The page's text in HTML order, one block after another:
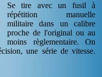
Se tire avec un fusil à
répétition manuelle
militaire dans un calibre
proche de l'original ou au
moins règlementaire. On
une série de vitesse.